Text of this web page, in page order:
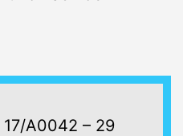
17/A0042 – 29